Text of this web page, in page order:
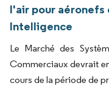
l'air pour aéronefs
Intelligence
Le Marché des
Commerciaux devrait
cours de la période de